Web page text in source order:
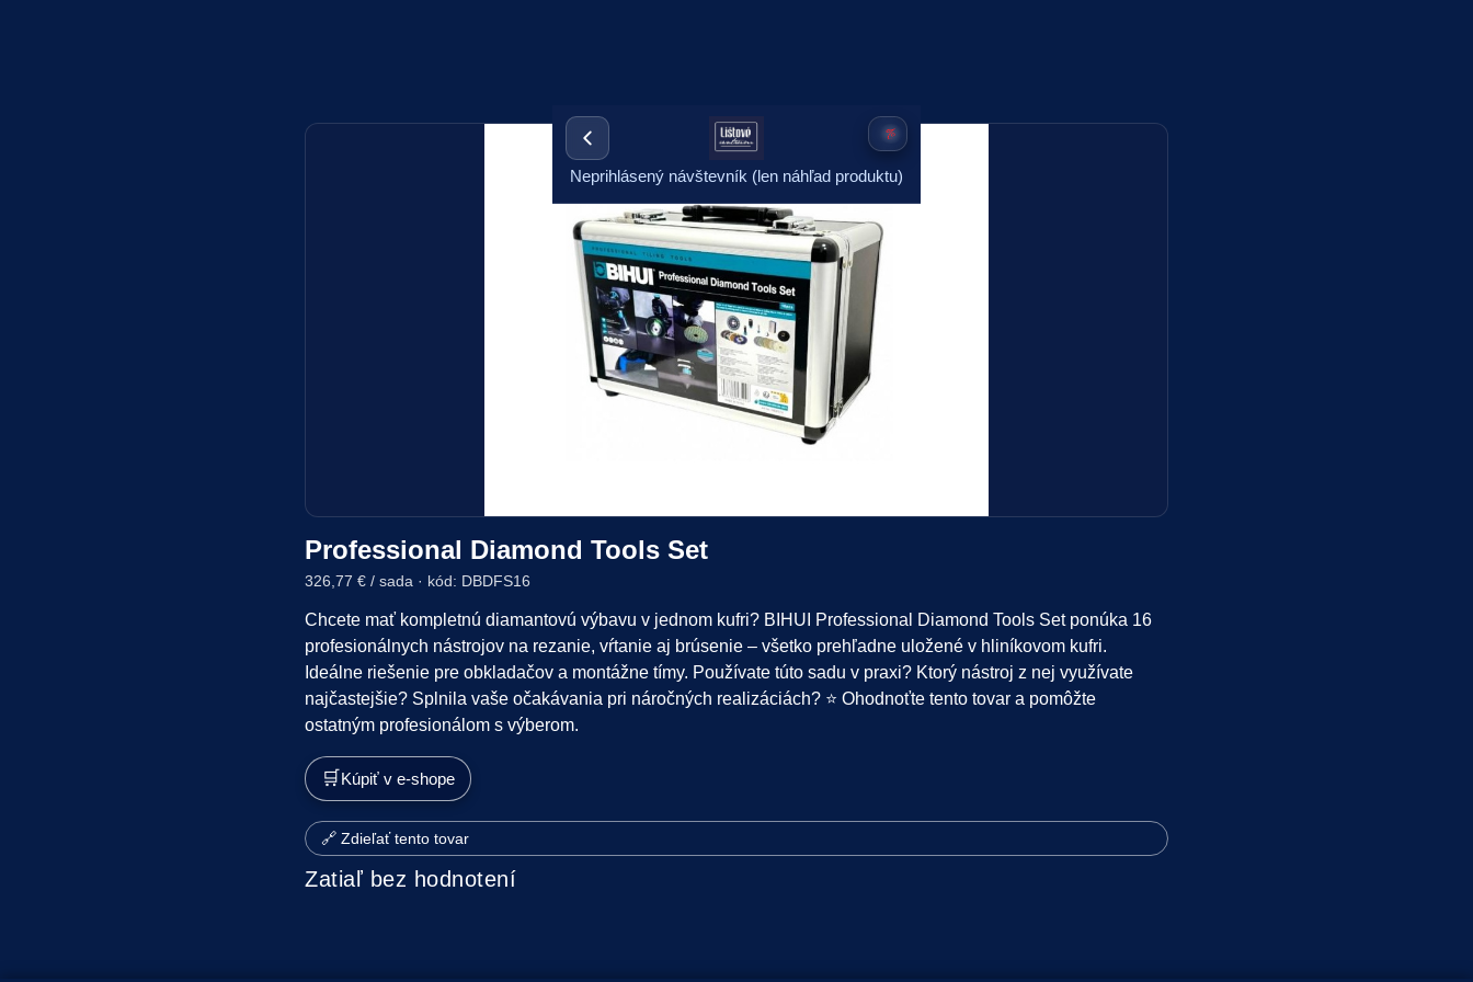
Neprihlásený návštevník (len náhľad produktu)
Professional Diamond Tools Set
326,77 € / sada · kód: DBDFS16
Chcete mať kompletnú diamantovú výbavu v jednom kufri? BIHUI Professional Diamond Tools Set ponúka 16
profesionálnych nástrojov na rezanie, vŕtanie aj brúsenie – všetko prehľadne uložené v hliníkovom kufri.
Ideálne riešenie pre obkladačov a montážne tímy. Používate túto sadu v praxi? Ktorý nástroj z nej využívate
najčastejšie? Splnila vaše očakávania pri náročných realizáciách? ⭐ Ohodnoťte tento tovar a pomôžte
ostatným profesionálom s výberom.
🛒 Kúpiť v e-shope
🔗 Zdieľať tento tovar
Zatiaľ bez hodnotení